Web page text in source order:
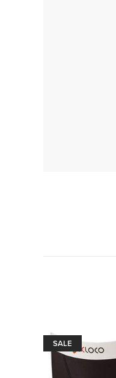
SALE